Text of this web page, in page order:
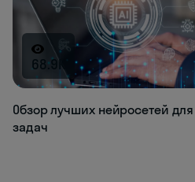
68.9K
Обзор лучших нейросетей
задач